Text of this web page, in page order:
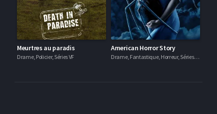
Meurtres au paradis
Drame, Policier, Séries VF
American Horror Story
Drame, Fantastique, Horreur, Séries VF